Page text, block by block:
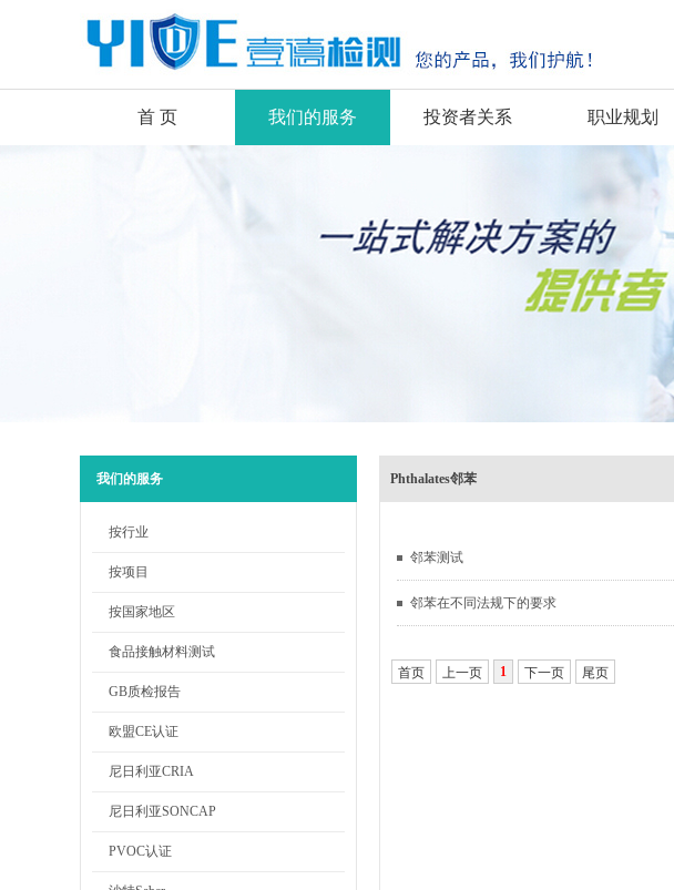
首 页 我们的服务 投资者关系 职业规划
我们的服务
按行业
按项目
按国家地区
食品接触材料测试
GB质检报告
欧盟CE认证
尼日利亚CRIA
尼日利亚SONCAP
PVOC认证
Phthalates邻苯
邻苯测试
邻苯在不同法规下的要求
首页 上一页 1 下一页 尾页